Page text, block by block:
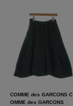
COMME des GARCONS C
OMME des GARCONS